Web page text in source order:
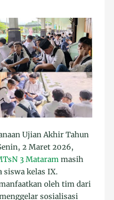
Ujian Akhir Tahun
2 Maret 2026,
3 Mataram masih
siswa kelas IX.
oleh tim dari
sosialisasi